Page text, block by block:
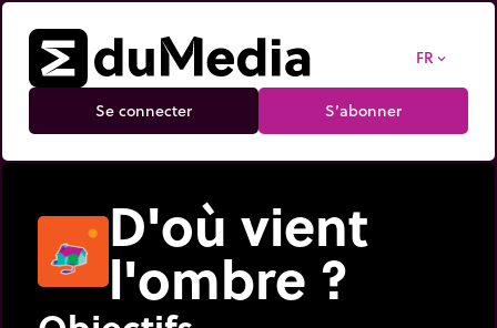
FR expand_more
Se connecter S’abonner
D'où vient
l'ombre ?